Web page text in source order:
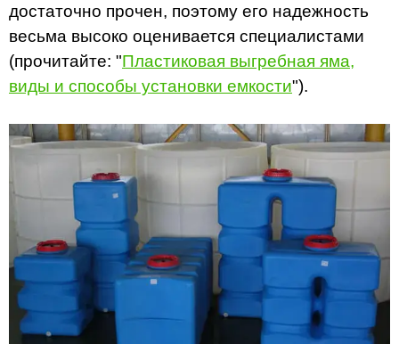
достаточно прочен, поэтому его надежность
весьма высоко оценивается специалистами
(прочитайте: "Пластиковая выгребная яма,
виды и способы установки емкости").